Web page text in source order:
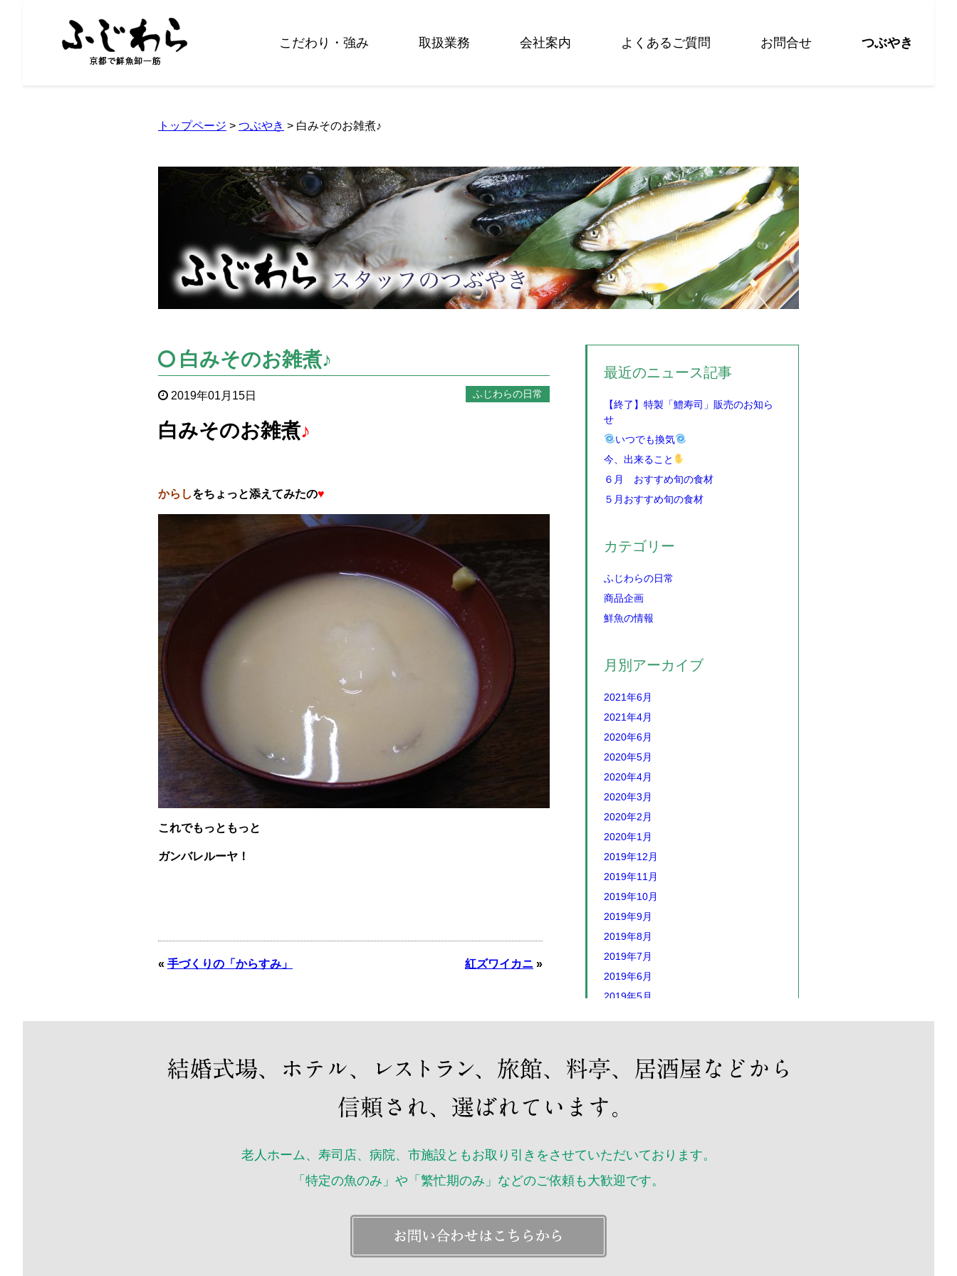
こだわり・強み 取扱業務 会社案内 よくあるご質問 お問合せ つぶやき
トップページ > つぶやき > 白みそのお雑煮♪
白みそのお雑煮♪
2019年01月15日 ふじわらの日常
白みそのお雑煮♪
からしをちょっと添えてみたの♥
これでもっともっと
ガンバレルーヤ！
« 手づくりの「からすみ」 紅ズワイカニ »
最近のニュース記事
【終了】特製「鱧寿司」販売のお知ら
せ
いつでも換気
今、出来ること
６月 おすすめ旬の食材
５月おすすめ旬の食材
カテゴリー
ふじわらの日常
商品企画
鮮魚の情報
月別アーカイブ
2021年6月
2021年4月
2020年6月
2020年5月
2020年4月
2020年3月
2020年2月
2020年1月
2019年12月
2019年11月
2019年10月
2019年9月
2019年8月
2019年7月
2019年6月
2019年5月
2019年1月
2018年11月
2018年9月
2018年8月
2018年6月
2018年4月
老人ホーム、寿司店、病院、市施設ともお取り引きをさせていただいております。
「特定の魚のみ」や「繁忙期のみ」などのご依頼も大歓迎です。